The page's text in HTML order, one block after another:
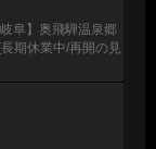
岐阜】奥飛騨温泉郷
期休業中/再開の見